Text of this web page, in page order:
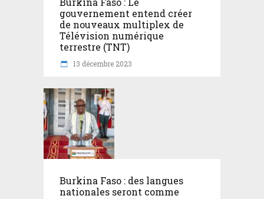
gouvernement entend créer
de nouveaux multiplex de
Télévision numérique
terrestre (TNT)
13 décembre 2023
Burkina Faso : des langues
nationales seront comme